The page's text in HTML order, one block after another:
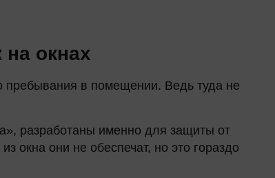
окнах
пребывания в помещении. Ведь туда не
разработаны именно для защиты от
окна они не обеспечат, но это гораздо